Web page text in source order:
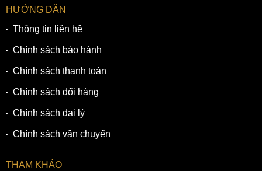
HƯỚNG DẪN
Thông tin liên hệ
Chính sách bảo hành
Chính sách thanh toán
Chính sách đổi hàng
Chính sách đại lý
Chính sách vận chuyển
THAM KHẢO